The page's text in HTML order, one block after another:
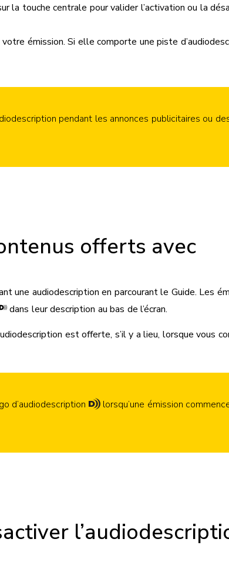
la touche centrale pour valider l’activation ou la
émission. Si elle comporte une piste
pendant les annonces publicitaires ou
offerts avec
une audiodescription en parcourant le Guide. Les
dans leur description au bas de l’écran.
est offerte, s’il y a lieu, lorsque vous
d’audiodescription
lorsqu’une émission